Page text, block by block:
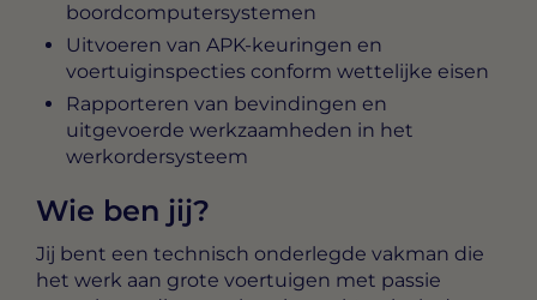
boordcomputersystemen
Uitvoeren van APK-keuringen en
voertuiginspecties conform wettelijke eisen
Rapporteren van bevindingen en
uitgevoerde werkzaamheden in het
werkordersysteem
Wie ben jij?
Jij bent een technisch onderlegde vakman die
het werk aan grote voertuigen met passie